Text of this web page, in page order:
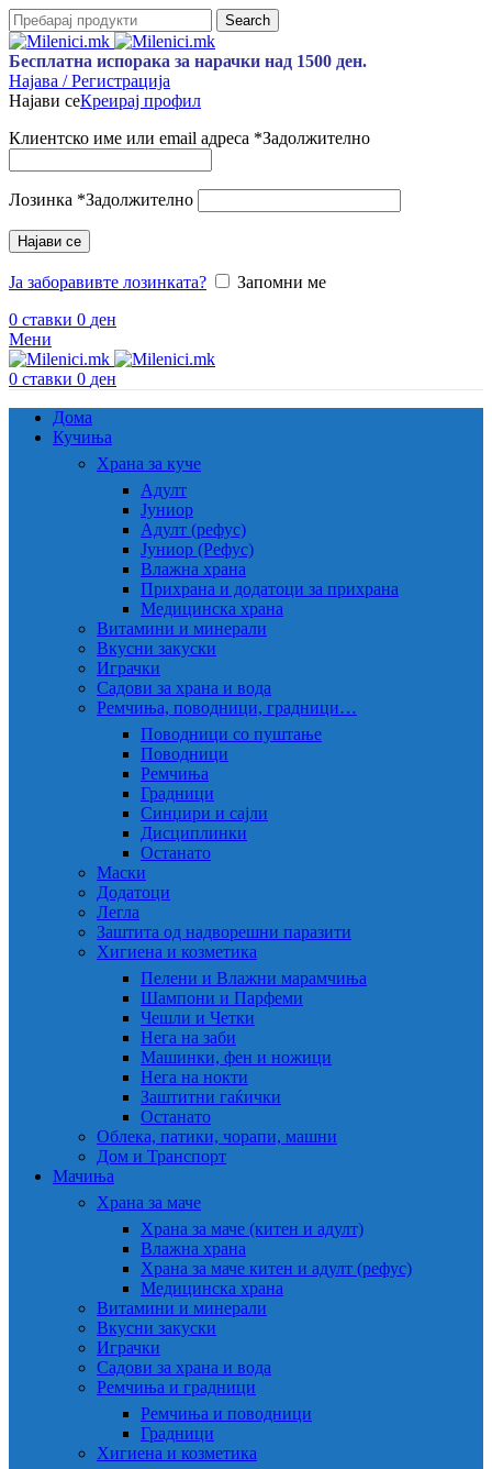
Search
Бесплатна испорака за нарачки над 1500 ден.
Најава / Регистрација
Најави сеКреирај профил
Клиентско име или email адреса *Задолжително
Лозинка *Задолжително
Најави се
Ја заборавивте лозинката?
Запомни ме
0 ставки 0 ден
Мени
0 ставки 0 ден
Дома
Кучиња
Храна за куче
Адулт
Јуниор
Адулт (рефус)
Јуниор (Рефус)
Влажна храна
Прихрана и додатоци за прихрана
Медицинска храна
Витамини и минерали
Вкусни закуски
Играчки
Садови за храна и вода
Ремчиња, поводници, градници…
Поводници со пуштање
Поводници
Ремчиња
Градници
Синџири и сајли
Дисциплинки
Останато
Маски
Додатоци
Легла
Заштита од надворешни паразити
Хигиена и козметика
Пелени и Влажни марамчиња
Шампони и Парфеми
Чешли и Четки
Нега на заби
Машинки, фен и ножици
Нега на нокти
Заштитни гаќички
Останато
Облека, патики, чорапи, машни
Дом и Транспорт
Мачиња
Храна за маче
Храна за маче (китен и адулт)
Влажна храна
Храна за маче китен и адулт (рефус)
Медицинска храна
Витамини и минерали
Вкусни закуски
Играчки
Садови за храна и вода
Ремчиња и градници
Ремчиња и поводници
Градници
Хигиена и козметика